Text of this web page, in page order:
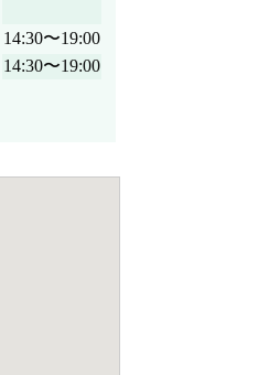
14:30〜19:00
14:30〜19:00